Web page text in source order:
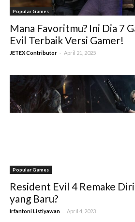
Popular Games
Mana Favoritmu? Ini Dia 7
Evil Terbaik Versi Gamer!
JETEX Contributor - April 21, 2025
Popular Games
Resident Evil 4 Remake
yang Baru?
Irfantoni Listiyawan - April 4, 2023